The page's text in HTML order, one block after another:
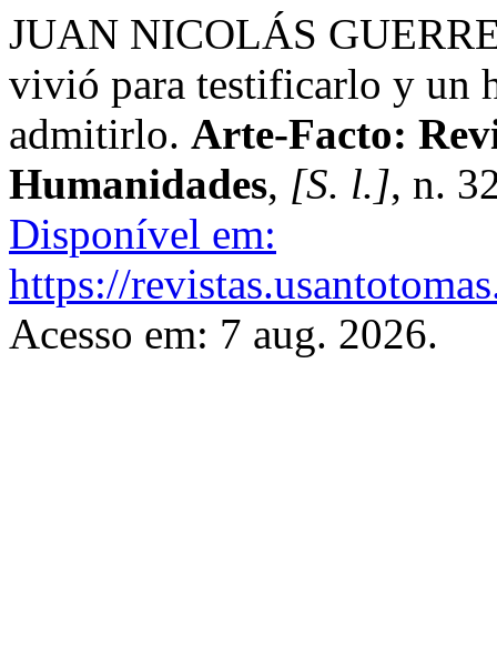
JUAN NICOLÁS
vivió para testificarlo y un
admitirlo. Arte-Facto:
Humanidades, [S. l.], n.
Disponível em:
https://
Acesso em: 7 aug. 2026.